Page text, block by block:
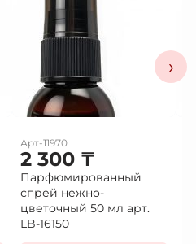
Арт-11970
2 300 ₸
Парфюмированный
спрей нежно-
цветочный 50 мл арт.
LB-16150
›